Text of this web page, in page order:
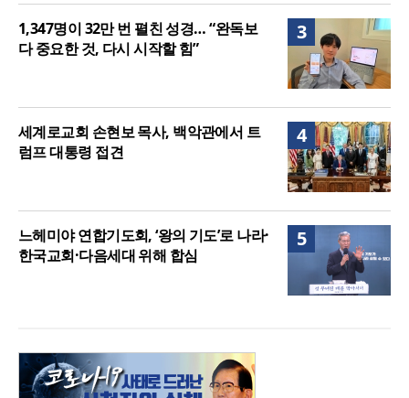
3
1,347명이 32만 번 펼친 성경… “완독보
다 중요한 것, 다시 시작할 힘”
4
세계로교회 손현보 목사, 백악관에서 트
럼프 대통령 접견
5
느헤미야 연합기도회, ‘왕의 기도’로 나라·
한국교회·다음세대 위해 합심